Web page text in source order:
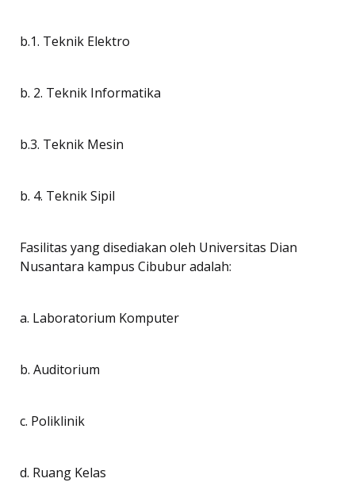
b.1. Teknik Elektro
b. 2. Teknik Informatika
b.3. Teknik Mesin
b. 4. Teknik Sipil
Fasilitas yang disediakan oleh Universitas Dian
Nusantara kampus Cibubur adalah:
a. Laboratorium Komputer
b. Auditorium
c. Poliklinik
d. Ruang Kelas